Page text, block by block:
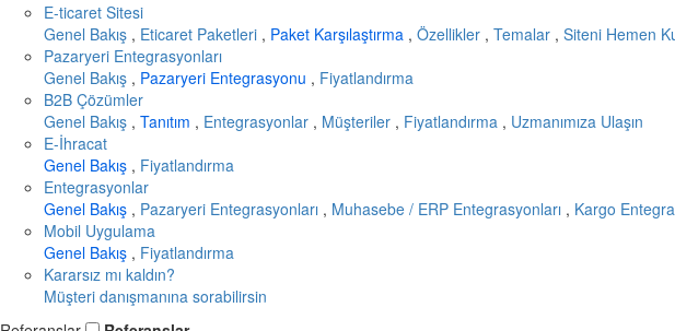
E-ticaret Sitesi
Genel Bakış , Eticaret Paketleri , Paket Karşılaştırma , Özellikler , Temalar , Siteni Hemen
Pazaryeri Entegrasyonları
Genel Bakış , Pazaryeri Entegrasyonu , Fiyatlandırma
B2B Çözümler
Genel Bakış , Tanıtım , Entegrasyonlar , Müşteriler , Fiyatlandırma , Uzmanımıza Ulaşın
E-İhracat
Genel Bakış , Fiyatlandırma
Entegrasyonlar
Genel Bakış , Pazaryeri Entegrasyonları , Muhasebe / ERP Entegrasyonları , Kargo
Mobil Uygulama
Genel Bakış , Fiyatlandırma
Kararsız mı kaldın?
Müşteri danışmanına sorabilirsin